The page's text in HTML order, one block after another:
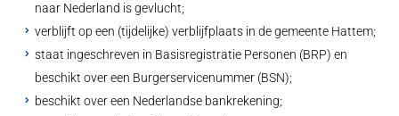
naar Nederland is gevlucht;
verblijft op een (tijdelijke) verblijfplaats in de gemeente Hattem;
staat ingeschreven in Basisregistratie Personen (BRP) en
beschikt over een Burgerservicenummer (BSN);
beschikt over een Nederlandse bankrekening;